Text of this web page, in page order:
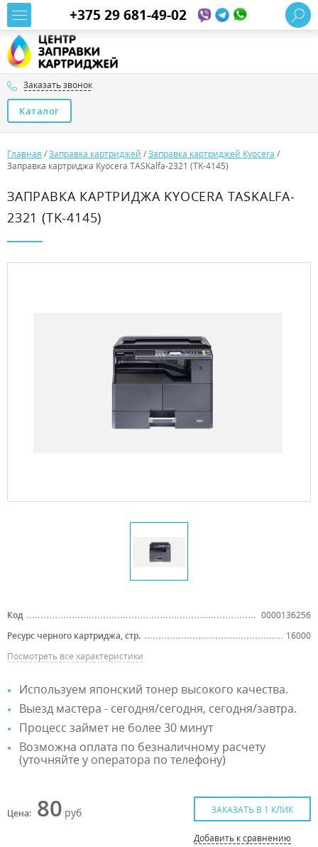
+375 29 681-49-02
Заказать звонок
Каталог
Главная /Заправка картриджей /Заправка картриджей Kyocera /
Заправка картриджа Kyocera TASKalfa-2321 (TK-4145)
ЗАПРАВКА КАРТРИДЖА KYOCERA TASKALFA-
2321 (TK-4145)
Код
0000136256
Ресурс черного картриджа, стр.
16000
Посмотреть все характеристики
Используем японский тонер высокого качества.
Выезд мастера - сегодня/сегодня, сегодня/завтра.
Процесс займет не более 30 минут
Возможна оплата по безналичному расчету
(уточняйте у оператора по телефону)
Цена: 80 руб ЗАКАЗАТЬ В 1 КЛИК
Добавить к сравнению